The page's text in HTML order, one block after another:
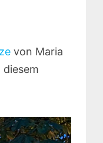
von Maria